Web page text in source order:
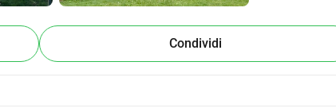
come concerti ed esposizioni.
con la valle Reest.
Condividi